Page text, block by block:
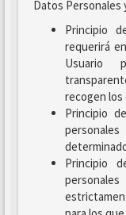
Datos Personales
Principio
requerirá
Usuario
recogen los
Principio
Principio